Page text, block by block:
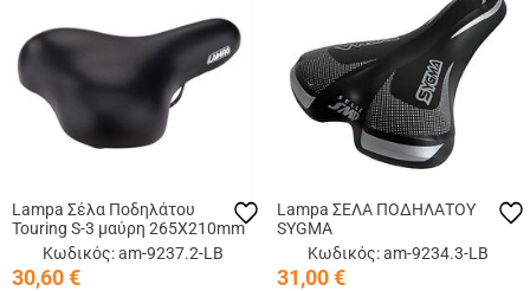
Lampa Σέλα Ποδηλάτου
Touring S-3 μαύρη 265Χ210mm
Κωδικός: am-9237.2-LB
30,60€
Lampa ΣΕΛΑ ΠΟΔΗΛΑΤΟΥ
SYGMA
Κωδικός: am-9234.3-LB
31,00€